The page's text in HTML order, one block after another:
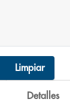
Limpiar
Detalles